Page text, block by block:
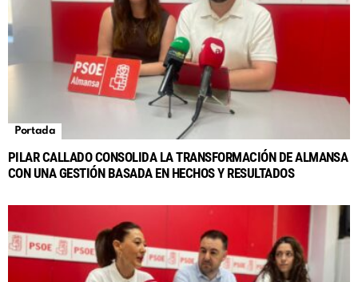
Portada
PILAR CALLADO CONSOLIDA LA TRANSFORMACIÓN DE ALMANSA
CON UNA GESTIÓN BASADA EN HECHOS Y RESULTADOS